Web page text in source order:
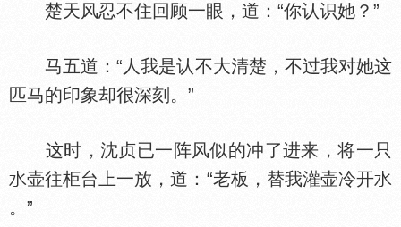
楚天风忍不住回顾一眼，道：“你认识她？”
马五道：“人我是认不大清楚，不过我对她这
匹马的印象却很深刻。”
这时，沈贞已一阵风似的冲了进来，将一只
壶往柜台上一放，道：“老板，替我灌壶冷开
。”